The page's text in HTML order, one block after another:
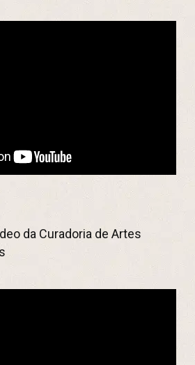
da Curadoria de Artes